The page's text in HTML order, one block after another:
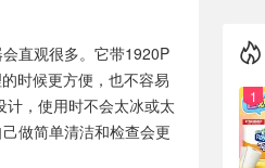
直观很多。它带1920P
时候更方便，也不容易
，使用时不会太冰或太
做简单清洁和检查会更